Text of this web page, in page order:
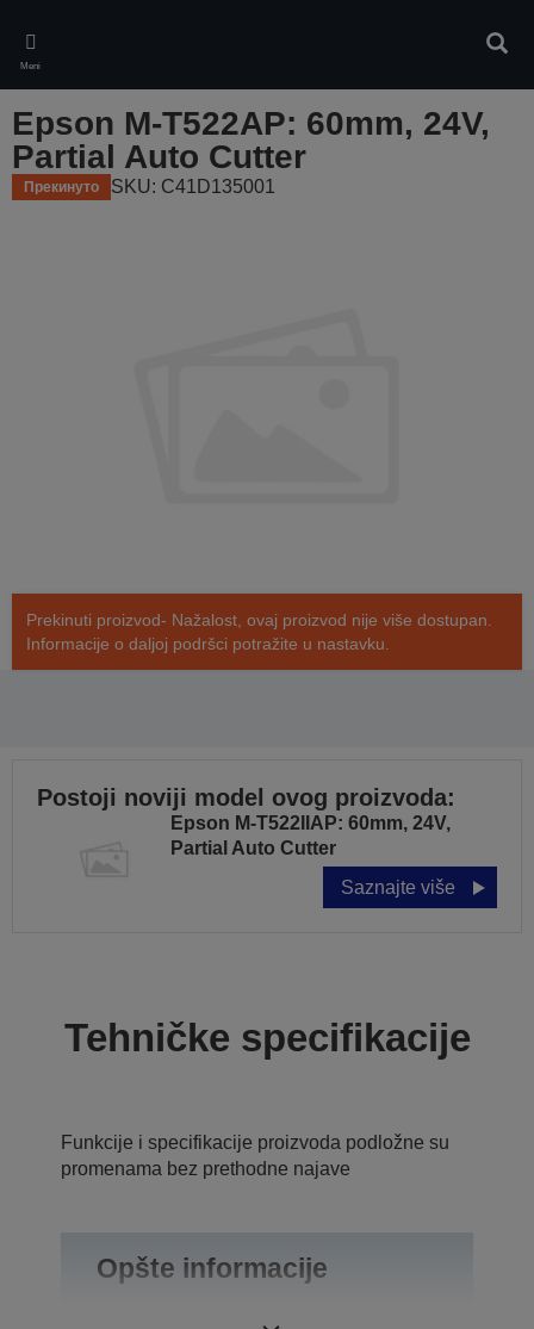
main
content
Meni
Epson M-T522AP: 60mm, 24V,
Partial Auto Cutter
Прекинуто SKU: C41D135001
Prekinuti proizvod- Nažalost, ovaj proizvod nije više dostupan.
Informacije o daljoj podršci potražite u nastavku.
Postoji noviji model ovog proizvoda:
Epson M-T522IIAP: 60mm, 24V,
Partial Auto Cutter
Saznajte više
Tehničke specifikacije
Funkcije i specifikacije proizvoda podložne su
promenama bez prethodne najave
Opšte informacije